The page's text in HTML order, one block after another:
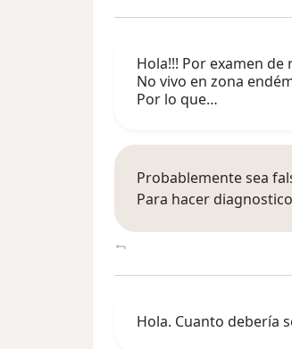
Hola!!! Por examen
No vivo en zona
Por lo que…
Probablemente sea
Para hacer
Hola. Cuanto debería